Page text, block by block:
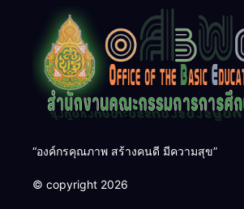
“องค์กรคุณภาพ สร้างคนดี มีความสุข”
© copyright 2026